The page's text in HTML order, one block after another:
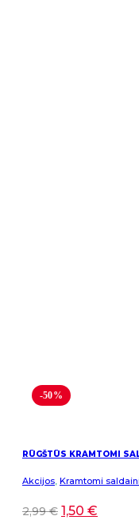
-50%
RŪGŠTŪS KRAMTOMI
Akcijos, Kramtomi
2,99€ 1,50 €